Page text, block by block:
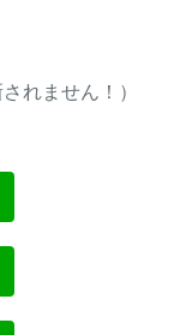
れません！）